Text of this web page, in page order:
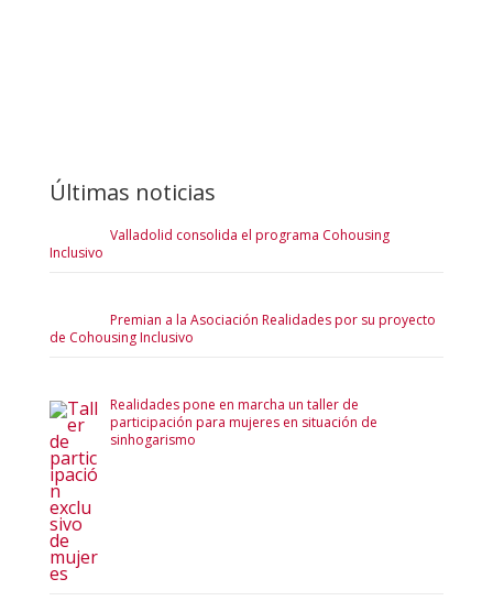
Últimas noticias
Valladolid consolida el programa Cohousing
Inclusivo
Premian a la Asociación Realidades por su proyecto
de Cohousing Inclusivo
Realidades pone en marcha un taller de
participación para mujeres en situación de
sinhogarismo